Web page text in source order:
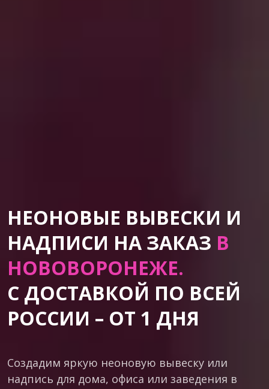
НЕОНОВЫЕ ВЫВЕСКИ И
НАДПИСИ НА ЗАКАЗ В
НОВОВОРОНЕЖЕ.
С ДОСТАВКОЙ ПО ВСЕЙ
РОССИИ – ОТ 1 ДНЯ
Создадим яркую неоновую вывеску или
надпись для дома, офиса или заведения в